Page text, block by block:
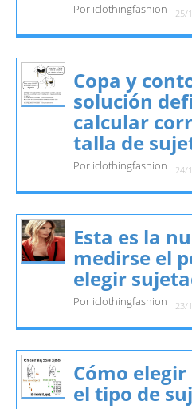
Por iclothingfashion 25/
Copa y
solución
calcular
talla de
Por iclothingfashion 24/
Esta es la
medirse el
elegir
Por iclothingfashion 23/
Cómo
el tipo de